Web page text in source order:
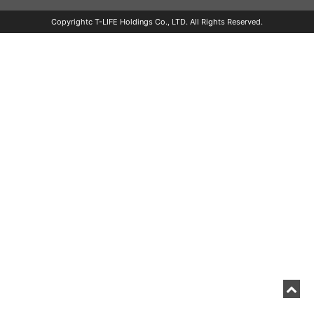
Copyrightc T-LIFE Holdings Co., LTD. All Rights Reserved.